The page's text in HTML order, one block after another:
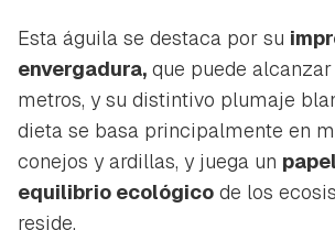
Esta águila se destaca por su
envergadura, que puede
metros, y su distintivo plumaje
dieta se basa principalmente en
conejos y ardillas, y juega un
equilibrio ecológico de los
reside.